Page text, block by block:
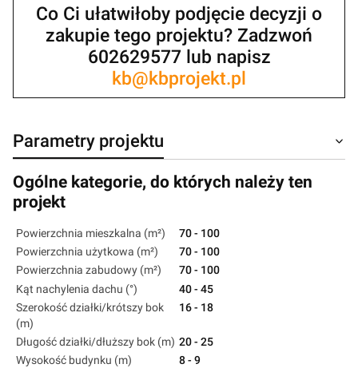
Co Ci ułatwiłoby podjęcie decyzji o
zakupie tego projektu? Zadzwoń
602629577 lub napisz
kb@kbprojekt.pl
Parametry projektu
Ogólne kategorie, do których należy ten
projekt
Powierzchnia mieszkalna (m²)
70 - 100
Powierzchnia użytkowa (m²)
70 - 100
Powierzchnia zabudowy (m²)
70 - 100
Kąt nachylenia dachu (°)
40 - 45
Szerokość działki/krótszy bok
(m)
16 - 18
Długość działki/dłuższy bok (m) 20 - 25
Wysokość budynku (m)
8 - 9